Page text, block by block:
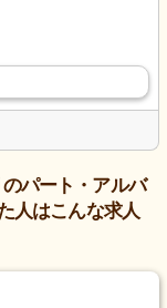
パート・アルバ
人はこんな求人